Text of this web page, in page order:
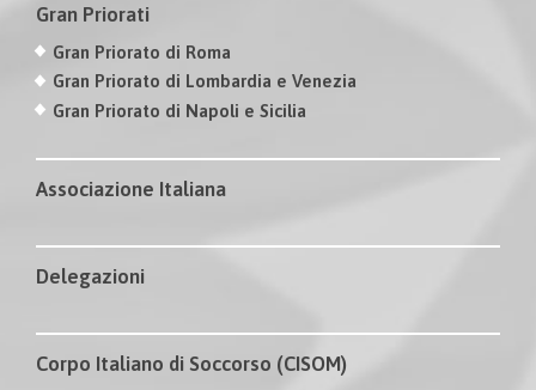
Gran Priorati
Gran Priorato di Roma
Gran Priorato di Lombardia e Venezia
Gran Priorato di Napoli e Sicilia
Associazione Italiana
Delegazioni
Corpo Italiano di Soccorso (CISOM)